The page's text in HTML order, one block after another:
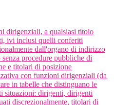
dirigenziali, a qualsiasi titolo
ivi inclusi quelli conferiti
dall'organo di indirizzo
procedure pubbliche di
e titolari di posizione
con funzioni dirigenziali (da
in tabelle che distinguano le
situazioni: dirigenti, dirigenti
discrezionalmente, titolari di